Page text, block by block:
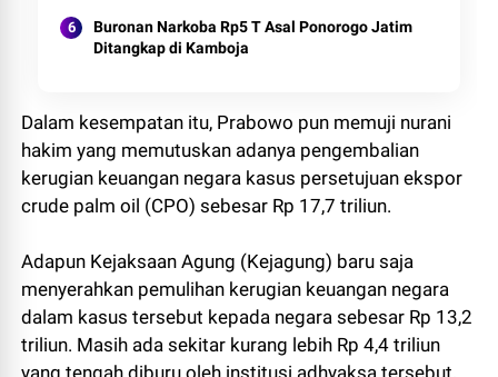
Buronan Narkoba Rp5 T Asal Ponorogo Jatim
Ditangkap di Kamboja
Dalam kesempatan itu, Prabowo pun memuji nurani
hakim yang memutuskan adanya pengembalian
kerugian keuangan negara kasus persetujuan ekspor
crude palm oil (CPO) sebesar Rp 17,7 triliun.
Adapun Kejaksaan Agung (Kejagung) baru saja
menyerahkan pemulihan kerugian keuangan negara
dalam kasus tersebut kepada negara sebesar Rp 13,2
triliun. Masih ada sekitar kurang lebih Rp 4,4 triliun
yang tengah diburu oleh institusi adhyaksa tersebut.